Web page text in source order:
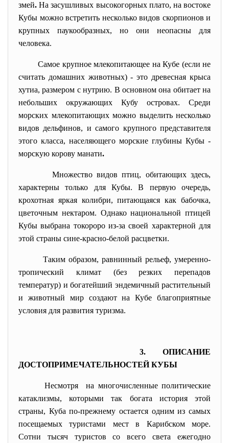
змей.На засушливых высокогорных плато, на востоке
Кубы можно встретить несколько видов скорпионов и
крупных паукообразных, но они неопасны для
человека.
Самое крупное млекопитающее на Кубе (если не
считать домашних животных) - это древесная крыса
хутиа, размером с нутрию. В основном она обитает на
небольших окружающих Кубу островах. Среди
морских млекопитающих можно выделить несколько
видов дельфинов, и самого крупного представителя
этого класса, населяющего морские глубины Кубы -
морскую корову манати.
Множество видов птиц, обитающих здесь,
характерны только для Кубы. В первую очередь,
крохотная яркая колибри, питающаяся как бабочка,
цветочным нектаром. Однако национальной птицей
Кубы выбрана токороро из-за своей характерной для
этой страны сине-красно-белой расцветки.
Таким образом, равнинный рельеф, умеренно-
тропический климат (без резких перепадов
температур) и богатейший эндемичный растительный
и животный мир создают на Кубе благоприятные
условия для развития туризма.
3. ОПИСАНИЕ
ДОСТОПРИМЕЧАТЕЛЬНОСТЕЙ КУБЫ
Несмотря на многочисленные политические
катаклизмы, которыми так богата история этой
страны, Куба по-прежнему остается одним из самых
посещаемых туристами мест в Карибском море.
Сотни тысяч туристов со всего света ежегодно